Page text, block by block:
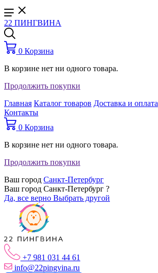
22 ПИНГВИНА
0 Корзина
В корзине нет ни одного товара.
Продолжить покупки
Главная Каталог товаров Доставка и оплата
Контакты
0 Корзина
В корзине нет ни одного товара.
Продолжить покупки
Ваш город Санкт-Петербург
Ваш город Санкт-Петербург ?
Да, все верно Выбрать другой
+7 981 031 44 61
info@22pingvina.ru